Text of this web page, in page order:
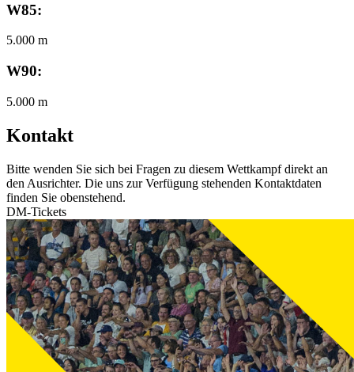
W85:
5.000 m
W90:
5.000 m
Kontakt
Bitte wenden Sie sich bei Fragen zu diesem Wettkampf direkt an
den Ausrichter. Die uns zur Verfügung stehenden Kontaktdaten
finden Sie obenstehend.
DM-Tickets